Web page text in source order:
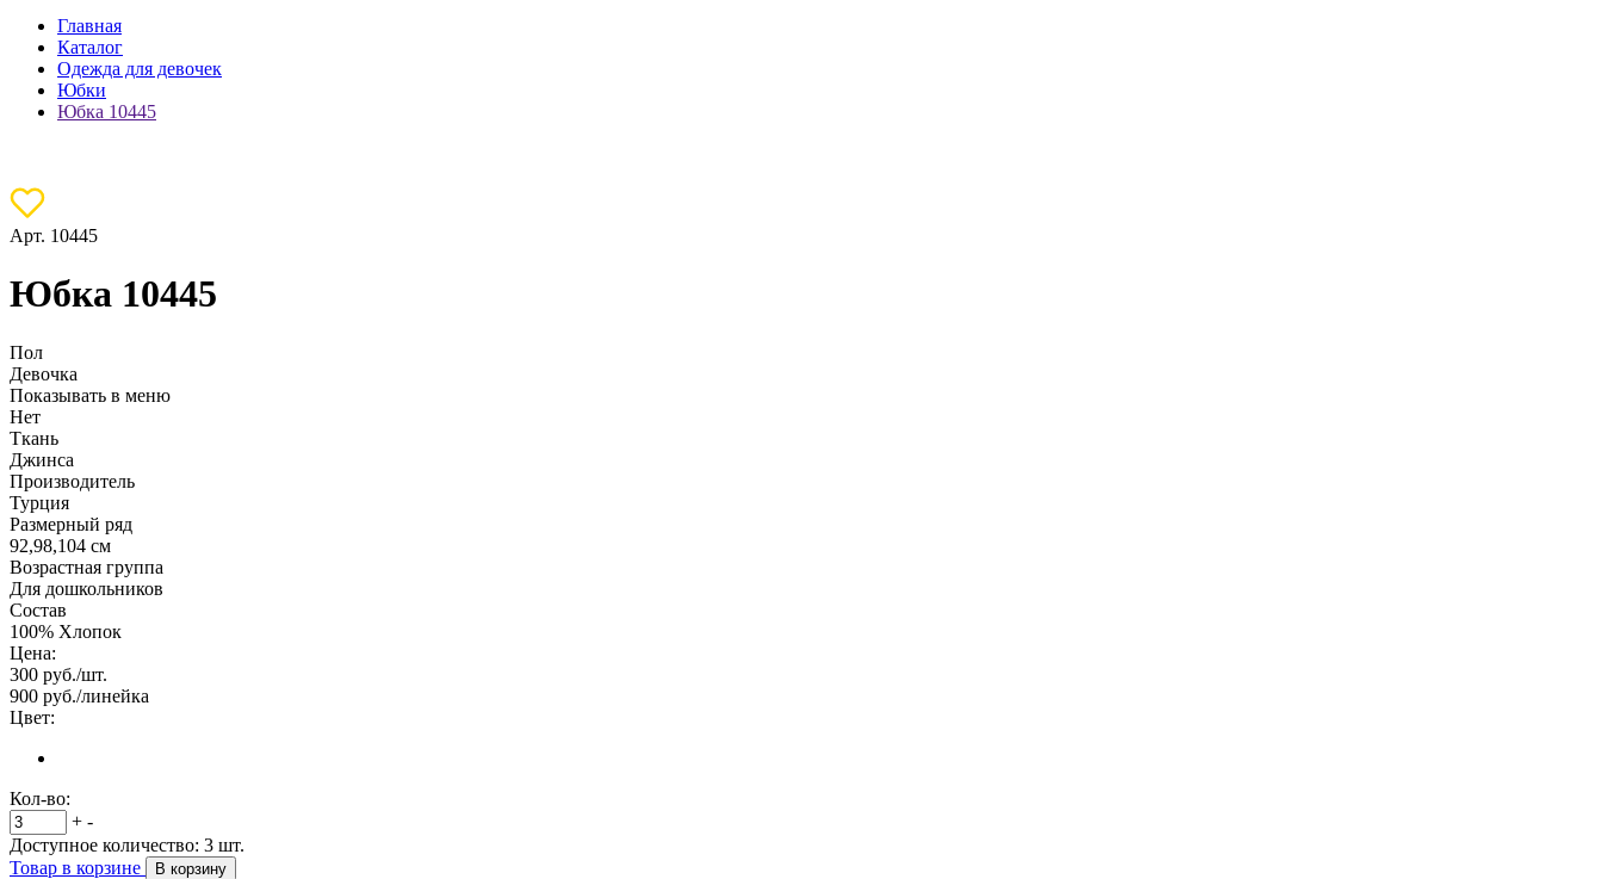
Главная
Каталог
Одежда для девочек
Юбки
Юбка 10445
Арт. 10445
Юбка 10445
Пол
Девочка
Показывать в меню
Нет
Ткань
Джинса
Производитель
Турция
Размерный ряд
92,98,104 см
Возрастная группа
Для дошкольников
Состав
100% Хлопок
Цена:
300 руб./шт.
900 руб./линейка
Цвет:
Кол-во:
+ -
Доступное количество: 3 шт.
Товар в корзине
В корзину